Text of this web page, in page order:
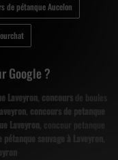
de pétanque Aucelon
Google ?
Laveyron, concours de boules
, concours de petanque
Laveyron, concour petanque
sauvage à Laveyron